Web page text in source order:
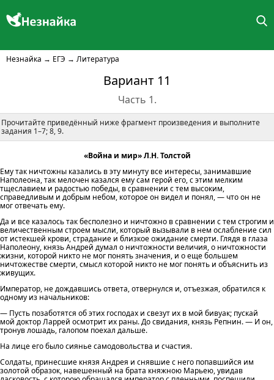
Незнайка → ЕГЭ → Литература
Вариант 11
Часть 1.
Прочитайте приведённый ниже фрагмент произведения и выполните
задания 1–7; 8, 9.
«Война и мир» Л.Н. Толстой
Ему так ничтожны казались в эту минуту все интересы, занимавшие
Наполеона, так мелочен казался ему сам герой его, с этим мелким
тщеславием и радостью победы, в сравнении с тем высоким,
справедливым и добрым небом, которое он видел и понял, — что он не
мог отвечать ему.
Да и все казалось так бесполезно и ничтожно в сравнении с тем строгим и
величественным строем мысли, который вызывали в нем ослабление сил
от истекшей крови, страдание и близкое ожидание смерти. Глядя в глаза
Наполеону, князь Андрей думал о ничтожности величия, о ничтожности
жизни, которой никто не мог понять значения, и о еще большем
ничтожестве смерти, смысл которой никто не мог понять и объяснить из
живущих.
Император, не дождавшись ответа, отвернулся и, отъезжая, обратился к
одному из начальников:
— Пусть позаботятся об этих господах и свезут их в мой бивуак; пускай
мой доктор Ларрей осмотрит их раны. До свидания, князь Репнин. — И он,
тронув лошадь, галопом поехал дальше.
На лице его было сиянье самодовольства и счастия.
Солдаты, принесшие князя Андрея и снявшие с него попавшийся им
золотой образок, навешенный на брата княжною Марьею, увидав